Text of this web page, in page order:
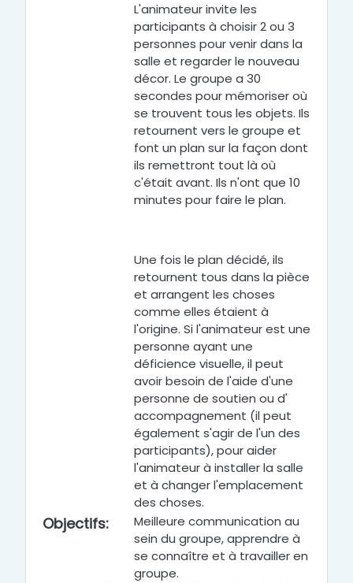
L'animateur invite les
participants à choisir 2 ou 3
personnes pour venir dans la
salle et regarder le nouveau
décor. Le groupe a 30
secondes pour mémoriser où
se trouvent tous les objets. Ils
retournent vers le groupe et
font un plan sur la façon dont
ils remettront tout là où
c'était avant. Ils n'ont que 10
minutes pour faire le plan.
Une fois le plan décidé, ils
retournent tous dans la pièce
et arrangent les choses
comme elles étaient à
l'origine. Si l'animateur est une
personne ayant une
déficience visuelle, il peut
avoir besoin de l'aide d'une
personne de soutien ou d'
accompagnement (il peut
également s'agir de l'un des
participants), pour aider
l'animateur à installer la salle
et à changer l'emplacement
des choses.
Objectifs:
Meilleure communication au
sein du groupe, apprendre à
se connaître et à travailler en
groupe.